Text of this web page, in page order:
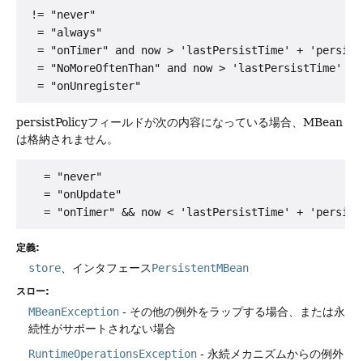
!= "never"
  = "always"
= "onTimer" and now > 'lastPersistTime' +
= "NoMoreOftenThan" and now > 'lastPersistTime' +
persistPolicyフィールドが次の内容になっている場合、MBean
は格納されません。
   = "never"
   = "onUpdate"
定義:
store 、インタフェースPersistentMBean
スロー:
MBeanException - その他の例外をラップする場合、または永
続性がサポートされない場合
RuntimeOperationsException - 永続メカニズムからの例外